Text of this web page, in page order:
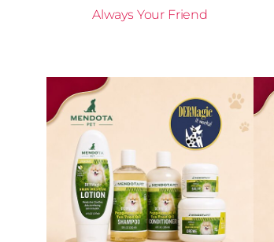
Always Your Friend